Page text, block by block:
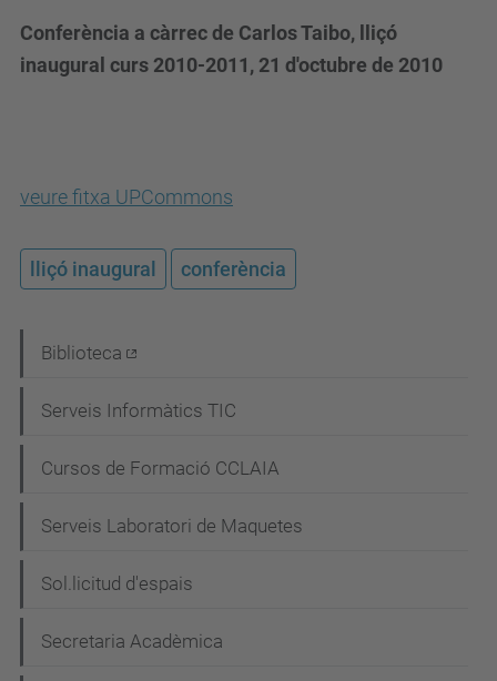
Conferència a càrrec de Carlos Taibo, lliçó
inaugural curs 2010-2011, 21 d'octubre de 2010
veure fitxa UPCommons
lliçó inaugural conferència
a
v
g
a
i
ó
Biblioteca
Serveis Informàtics TIC
Cursos de Formació CCLAIA
Serveis Laboratori de Maquetes
Sol.licitud d'espais
Secretaria Acadèmica